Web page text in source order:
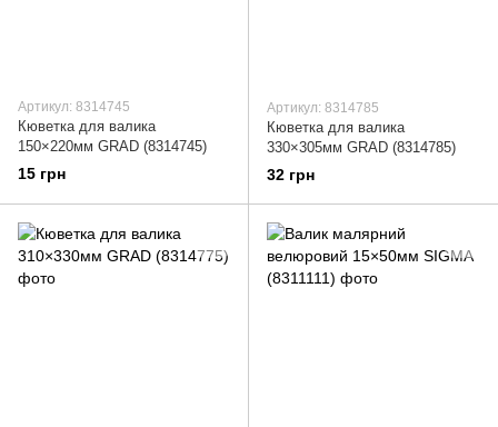
Артикул: 8314745
Кюветка для валика
150×220мм GRAD (8314745)
15 грн
Артикул: 8314785
Кюветка для валика
330×305мм GRAD (8314785)
32 грн